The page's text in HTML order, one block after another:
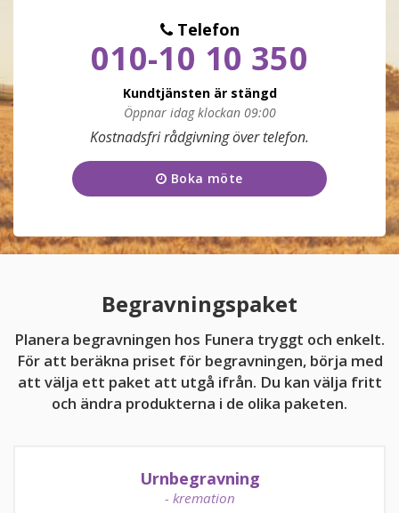
KONTAKTA OSS
010-10 10 350
Telefon
010-10 10 350
Kundtjänsten är stängd
Öppnar idag klockan 09:00
Måndag
09:00 - 17:00
Tisdag
09:00 - 17:00
Onsdag
09:00 - 17:00
Fredag 09:00 - 17:00
11:00 - 15:00
kundtjanst@funera.se
Kostnadsfri rådgivning över telefon.
Boka möte
Begravningspaket
Planera begravningen hos Funera tryggt och enkelt.
För att beräkna priset för begravningen, börja med
att välja ett paket att utgå ifrån. Du kan välja fritt
och ändra produkterna i de olika paketen.
Urnbegravning
- kremation